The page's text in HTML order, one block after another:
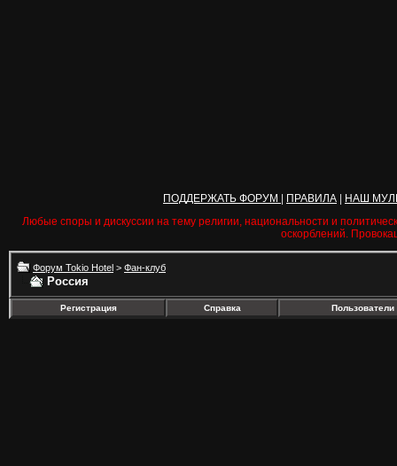
ПОДДЕРЖАТЬ ФОРУМ ПРАВИЛА
НАШ
Любые споры и дискуссии на тему религии, национальности и
оскорблений.
Форум Tokio Hotel > Фан-клуб
Россия
Регистрация Справка Пользователи